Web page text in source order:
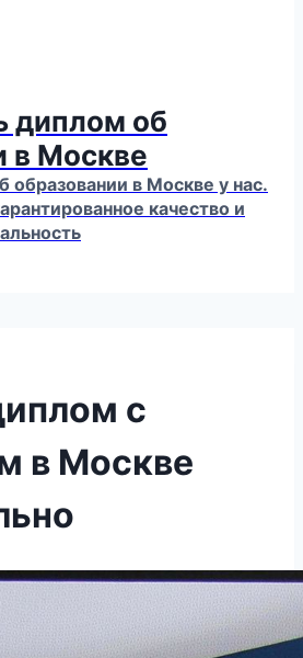
диплом об
в Москве
в Москве у нас.
качество и
с
в Москве